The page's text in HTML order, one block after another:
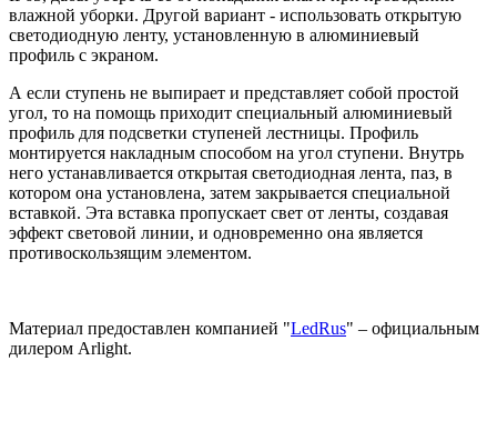
влажной уборки. Другой вариант - использовать открытую
светодиодную ленту, установленную в алюминиевый
профиль с экраном.
А если ступень не выпирает и представляет собой простой
угол, то на помощь приходит специальный алюминиевый
профиль для подсветки ступеней лестницы. Профиль
монтируется накладным способом на угол ступени. Внутрь
него устанавливается открытая светодиодная лента, паз, в
котором она установлена, затем закрывается специальной
вставкой. Эта вставка пропускает свет от ленты, создавая
эффект световой линии, и одновременно она является
противоскользящим элементом.
Материал предоставлен компанией "LedRus" – официальным
дилером Arlight.